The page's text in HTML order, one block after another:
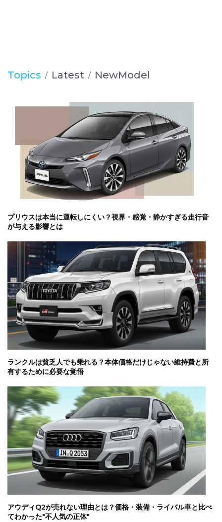
Topics Latest NewModel
プリウスは本当に運転しにくい？視界・感覚・静かすぎる走行音
が与える影響とは
ランクルは貧乏人でも乗れる？本体価格だけじゃない維持費と所
有するために必要な覚悟
アウディQ2が売れない理由とは？価格・装備・ライバル車と比べ
てわかった"不人気の正体"